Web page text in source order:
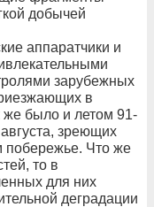
добычей
аппаратчики и
зарубежных
в
же было и летом 91-
зреющих
побережье. Что же
то в
для них
деградации